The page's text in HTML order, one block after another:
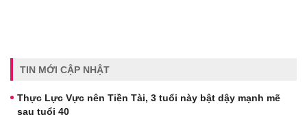
TIN MỚI CẬP NHẬT
Thực Lực Vực nên Tiền Tài, 3 tuổi này bật dậy mạnh mẽ
sau tuổi 40